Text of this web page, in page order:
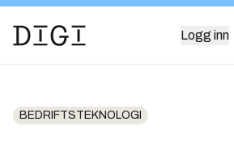
Logg inn
BEDRIFTSTEKNOLOGI